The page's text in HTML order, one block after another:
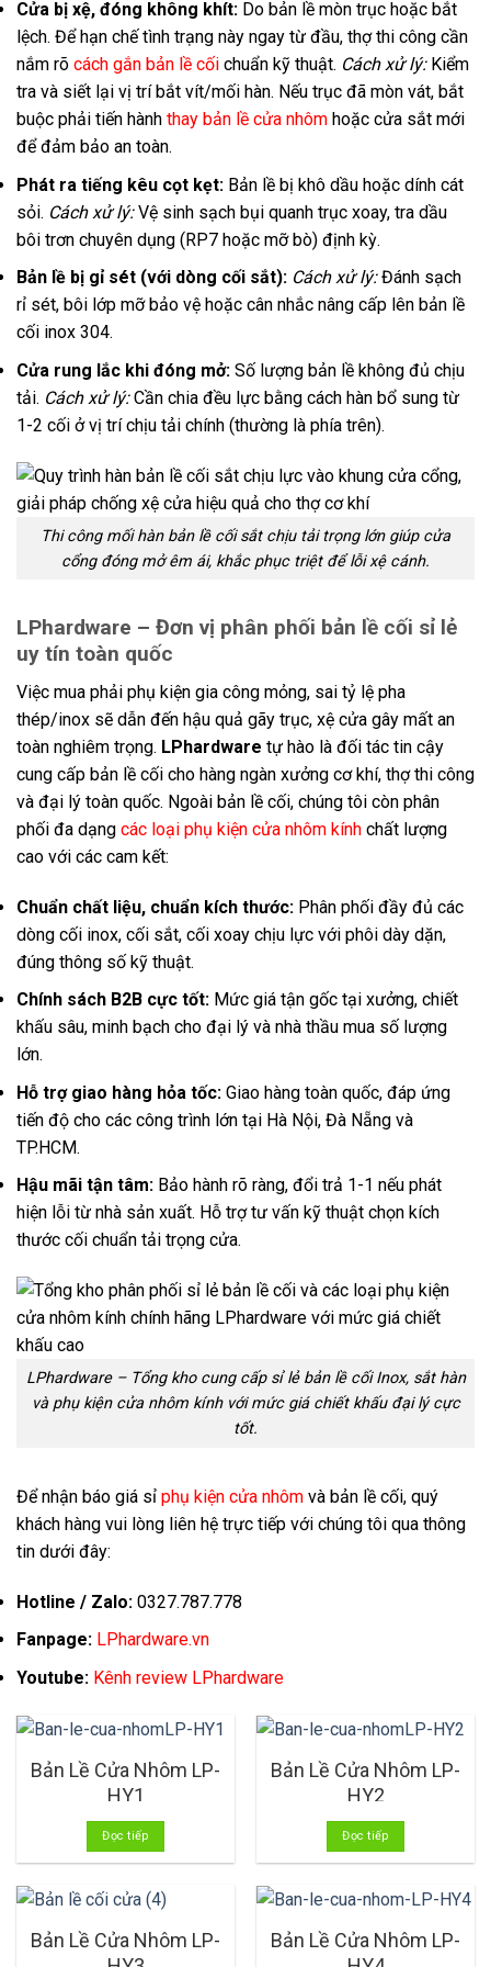
Cửa bị xệ, đóng không khít: Do bản lề mòn trục hoặc bắt
lệch. Để hạn chế tình trạng này ngay từ đầu, thợ thi công cần
nắm rõ cách gắn bản lề cối chuẩn kỹ thuật. Cách xử lý:Kiểm
tra và siết lại vị trí bắt vít/mối hàn. Nếu trục đã mòn vát, bắt
buộc phải tiến hành thay bản lề cửa nhôm hoặc cửa sắt mới
để đảm bảo an toàn.
Phát ra tiếng kêu cọt kẹt: Bản lề bị khô dầu hoặc dính cát
sỏi. Cách xử lý:Vệ sinh sạch bụi quanh trục xoay, tra dầu
bôi trơn chuyên dụng (RP7 hoặc mỡ bò) định kỳ.
Bản lề bị gỉ sét (với dòng cối sắt): Cách xử lý:Đánh sạch
rỉ sét, bôi lớp mỡ bảo vệ hoặc cân nhắc nâng cấp lên bản lề
cối inox 304.
Cửa rung lắc khi đóng mở: Số lượng bản lề không đủ chịu
tải. Cách xử lý:Cần chia đều lực bằng cách hàn bổ sung từ
1-2 cối ở vị trí chịu tải chính (thường là phía trên).
Thi công mối hàn bản lề cối sắt chịu tải trọng lớn giúp cửa
cổng đóng mở êm ái, khắc phục triệt để lỗi xệ cánh.
LPhardware – Đơn vị phân phối bản lề cối sỉ lẻ
uy tín toàn quốc
Việc mua phải phụ kiện gia công mỏng, sai tỷ lệ pha
thép/inox sẽ dẫn đến hậu quả gãy trục, xệ cửa gây mất an
toàn nghiêm trọng. LPhardware tự hào là đối tác tin cậy
cung cấp bản lề cối cho hàng ngàn xưởng cơ khí, thợ thi công
và đại lý toàn quốc. Ngoài bản lề cối, chúng tôi còn phân
phối đa dạng các loại phụ kiện cửa nhôm kính chất lượng
cao với các cam kết:
Chuẩn chất liệu, chuẩn kích thước: Phân phối đầy đủ các
dòng cối inox, cối sắt, cối xoay chịu lực với phôi dày dặn,
đúng thông số kỹ thuật.
Chính sách B2B cực tốt: Mức giá tận gốc tại xưởng, chiết
khấu sâu, minh bạch cho đại lý và nhà thầu mua số lượng
lớn.
Hỗ trợ giao hàng hỏa tốc: Giao hàng toàn quốc, đáp ứng
tiến độ cho các công trình lớn tại Hà Nội, Đà Nẵng và
TP.HCM.
Hậu mãi tận tâm: Bảo hành rõ ràng, đổi trả 1-1 nếu phát
hiện lỗi từ nhà sản xuất. Hỗ trợ tư vấn kỹ thuật chọn kích
thước cối chuẩn tải trọng cửa.
LPhardware – Tổng kho cung cấp sỉ lẻ bản lề cối Inox, sắt hàn
và phụ kiện cửa nhôm kính với mức giá chiết khấu đại lý cực
tốt.
Để nhận báo giá sỉ phụ kiện cửa nhôm và bản lề cối, quý
khách hàng vui lòng liên hệ trực tiếp với chúng tôi qua thông
tin dưới đây:
Hotline / Zalo: 0327.787.778
Fanpage: LPhardware.vn
Youtube: Kênh review LPhardware
Bản Lề Cửa Nhôm LP-
HY1
Đọc tiếp
Bản Lề Cửa Nhôm LP-
HY2
Đọc tiếp
Bản Lề Cửa Nhôm LP-
Bản Lề Cửa Nhôm LP-